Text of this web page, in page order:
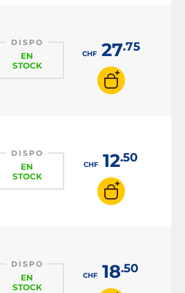
DISPO
EN
STOCK
CHF27.75
DISPO
EN
STOCK
CHF12.50
DISPO
EN
STOCK
CHF18.50